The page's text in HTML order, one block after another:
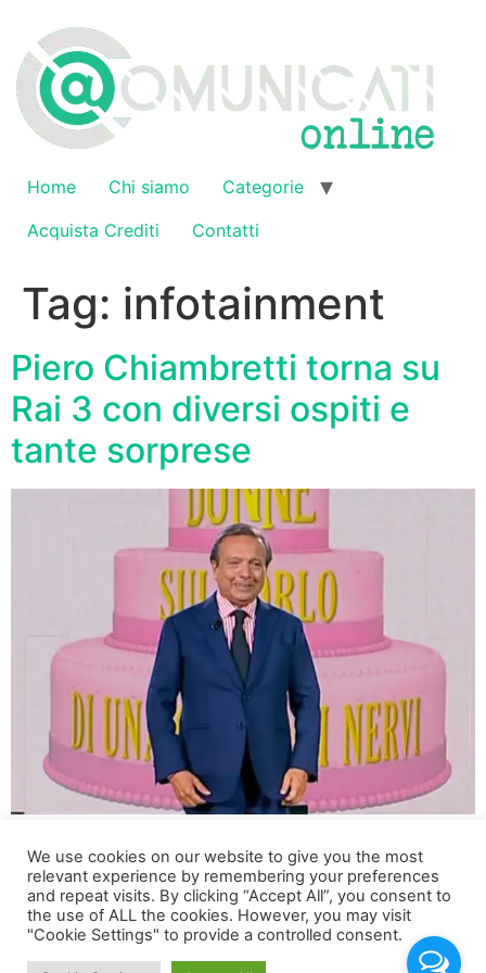
contenuto
Home Chi siamo
Categorie
Acquista Crediti
Contatti
Tag: infotainment
Piero Chiambretti torna su
Rai 3 con diversi ospiti e
tante sorprese
con “Donne sull’orlo di una crisi di nervi” Piero
Chiambretti ha riacceso i riflettori su di sé con la
seconda edizione di “Donne sull’orlo di una crisi di
nervi“, che ha debuttato il 12 settembre in prima serata
su Rai 3. La trasmissione, composta […]
We use cookies on our website to give you the most
relevant experience by remembering your preferences
and repeat visits. By clicking “Accept All”, you consent to
the use of ALL the cookies. However, you may visit
"Cookie Settings" to provide a controlled consent.